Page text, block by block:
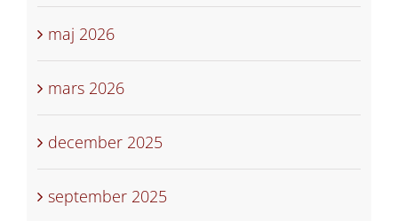
maj 2026
mars 2026
december 2025
september 2025